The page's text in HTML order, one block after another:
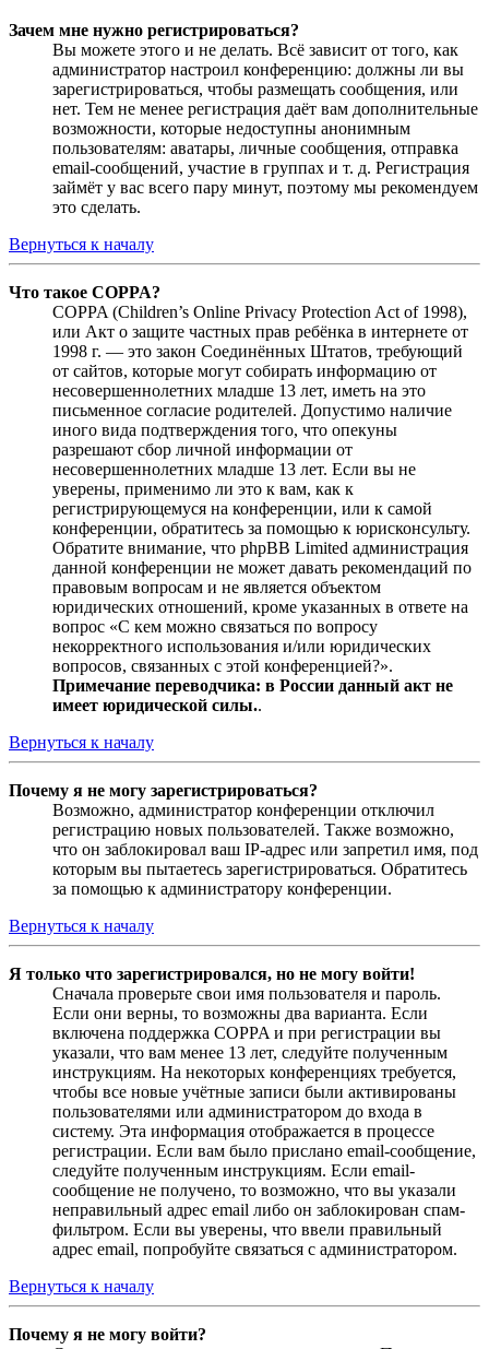
Зачем мне нужно регистрироваться?
Вы можете этого и не делать. Всё зависит от того, как
администратор настроил конференцию: должны ли вы
зарегистрироваться, чтобы размещать сообщения, или
нет. Тем не менее регистрация даёт вам дополнительные
возможности, которые недоступны анонимным
пользователям: аватары, личные сообщения, отправка
email-сообщений, участие в группах и т. д. Регистрация
займёт у вас всего пару минут, поэтому мы рекомендуем
это сделать.
Вернуться к началу
Что такое COPPA?
COPPA (Children’s Online Privacy Protection Act of 1998),
или Акт о защите частных прав ребёнка в интернете от
1998 г. — это закон Соединённых Штатов, требующий
от сайтов, которые могут собирать информацию от
несовершеннолетних младше 13 лет, иметь на это
письменное согласие родителей. Допустимо наличие
иного вида подтверждения того, что опекуны
разрешают сбор личной информации от
несовершеннолетних младше 13 лет. Если вы не
уверены, применимо ли это к вам, как к
регистрирующемуся на конференции, или к самой
конференции, обратитесь за помощью к юрисконсульту.
Обратите внимание, что phpBB Limited администрация
данной конференции не может давать рекомендаций по
правовым вопросам и не является объектом
юридических отношений, кроме указанных в ответе на
вопрос «С кем можно связаться по вопросу
некорректного использования и/или юридических
вопросов, связанных с этой конференцией?».
Примечание переводчика: в России данный акт не
имеет юридической силы..
Вернуться к началу
Почему я не могу зарегистрироваться?
Возможно, администратор конференции отключил
регистрацию новых пользователей. Также возможно,
что он заблокировал ваш IP-адрес или запретил имя, под
которым вы пытаетесь зарегистрироваться. Обратитесь
за помощью к администратору конференции.
Вернуться к началу
Я только что зарегистрировался, но не могу войти!
Сначала проверьте свои имя пользователя и пароль.
Если они верны, то возможны два варианта. Если
включена поддержка COPPA и при регистрации вы
указали, что вам менее 13 лет, следуйте полученным
инструкциям. На некоторых конференциях требуется,
чтобы все новые учётные записи были активированы
пользователями или администратором до входа в
систему. Эта информация отображается в процессе
регистрации. Если вам было прислано email-сообщение,
следуйте полученным инструкциям. Если email-
сообщение не получено, то возможно, что вы указали
неправильный адрес email либо он заблокирован спам-
фильтром. Если вы уверены, что ввели правильный
адрес email, попробуйте связаться с администратором.
Вернуться к началу
Почему я не могу войти?